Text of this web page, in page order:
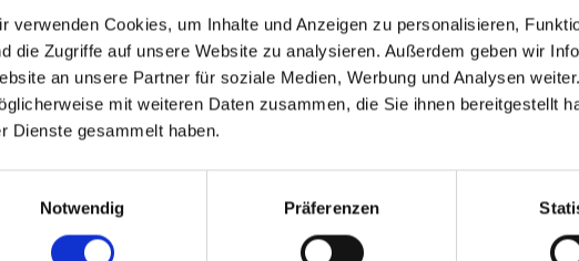
verwenden Cookies, um Inhalte und Anzeigen zu personalisieren,
die Zugriffe auf unsere Website zu analysieren. Außerdem geben wir
an unsere Partner für soziale Medien, Werbung und Analysen
mit weiteren Daten zusammen, die Sie ihnen bereitgestellt
Dienste gesammelt haben.
Notwendig
Präferenzen